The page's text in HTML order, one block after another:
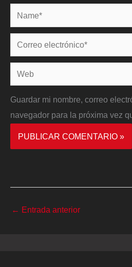
Name*
Correo
electrónico*
Web
Guardar mi nombre, correo
navegador para la próxima vez
← Entrada anterior